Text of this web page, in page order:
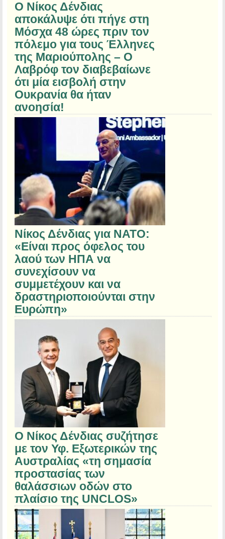
Ο Νίκος Δένδιας
αποκάλυψε ότι πήγε στη
Μόσχα 48 ώρες πριν τον
πόλεμο για τους Έλληνες
της Μαριούπολης – Ο
Λαβρόφ τον διαβεβαίωνε
ότι μία εισβολή στην
Ουκρανία θα ήταν
ανοησία!
Νίκος Δένδιας για ΝΑΤΟ:
«Είναι προς όφελος του
λαού των ΗΠΑ να
συνεχίσουν να
συμμετέχουν και να
δραστηριοποιούνται στην
Ευρώπη»
Ο Νίκος Δένδιας συζήτησε
με τον Υφ. Εξωτερικών της
Αυστραλίας «τη σημασία
προστασίας των
θαλάσσιων οδών στο
πλαίσιο της UNCLOS»